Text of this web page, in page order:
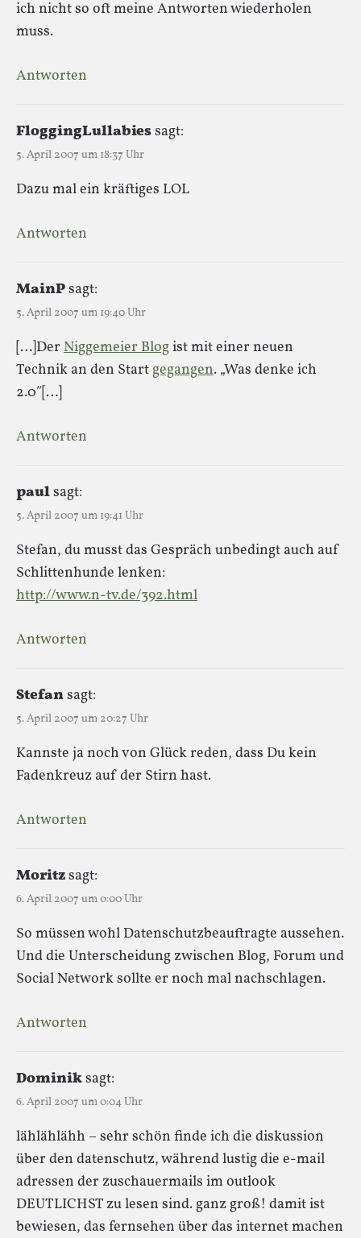
ich nicht so oft meine Antworten wiederholen
muss.
Antworten
FloggingLullabiessagt:
5. April 2007 um 18:37 Uhr
Dazu mal ein kräftiges LOL
Antworten
MainPsagt:
5. April 2007 um 19:40 Uhr
[…]Der Niggemeier Blogist mit einer neuen
Technik an den Start gegangen. „Was denke ich
2.0″[…]
Antworten
paulsagt:
5. April 2007 um 19:41 Uhr
Stefan, du musst das Gespräch unbedingt auch auf
Schlittenhunde lenken:
http://www.n-tv.de/392.html
Antworten
Stefansagt:
5. April 2007 um 20:27 Uhr
Kannste ja noch von Glück reden, dass Du kein
Fadenkreuz auf der Stirn hast.
Antworten
Moritzsagt:
6. April 2007 um 0:00 Uhr
So müssen wohl Datenschutzbeauftragte aussehen.
Und die Unterscheidung zwischen Blog, Forum und
Social Network sollte er noch mal nachschlagen.
Antworten
Dominiksagt:
6. April 2007 um 0:04 Uhr
lählählähh – sehr schön finde ich die diskussion
über den datenschutz, während lustig die e-mail
adressen der zuschauermails im outlook
DEUTLICHST zu lesen sind. ganz groß! damit ist
bewiesen, das fernsehen über das internet machen